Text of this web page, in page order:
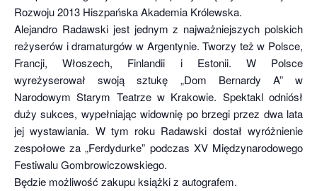
Rozwoju 2013 Hiszpańska Akademia Królewska.
Alejandro Radawski jest jednym z najważniejszych polskich
reżyserów i dramaturgów w Argentynie. Tworzy też w Polsce,
Francji, Włoszech, Finlandii i Estonii. W Polsce
wyreżyserował swoją sztukę „Dom Bernardy A” w
Narodowym Starym Teatrze w Krakowie. Spektakl odniósł
duży sukces, wypełniając widownię po brzegi przez dwa lata
jej wystawiania. W tym roku Radawski dostał wyróżnienie
zespołowe za „Ferdydurke” podczas XV Międzynarodowego
Festiwalu Gombrowiczowskiego.
Będzie możliwość zakupu książki z autografem.